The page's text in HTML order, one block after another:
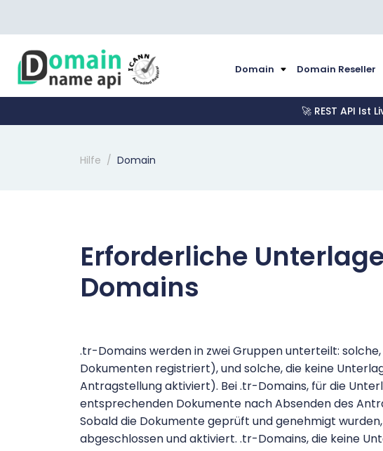
Domain Domain Reseller
🚀 REST API
Hilfe Domain
Erforderliche
Domains
.tr-Domains werden in zwei Gruppen unterteilt:
Dokumenten registriert), und solche, die keine
Antragstellung aktiviert). Bei .tr-Domains, für die
entsprechenden Dokumente nach Absenden des
Sobald die Dokumente geprüft und genehmigt
abgeschlossen und aktiviert. .tr-Domains, die keine